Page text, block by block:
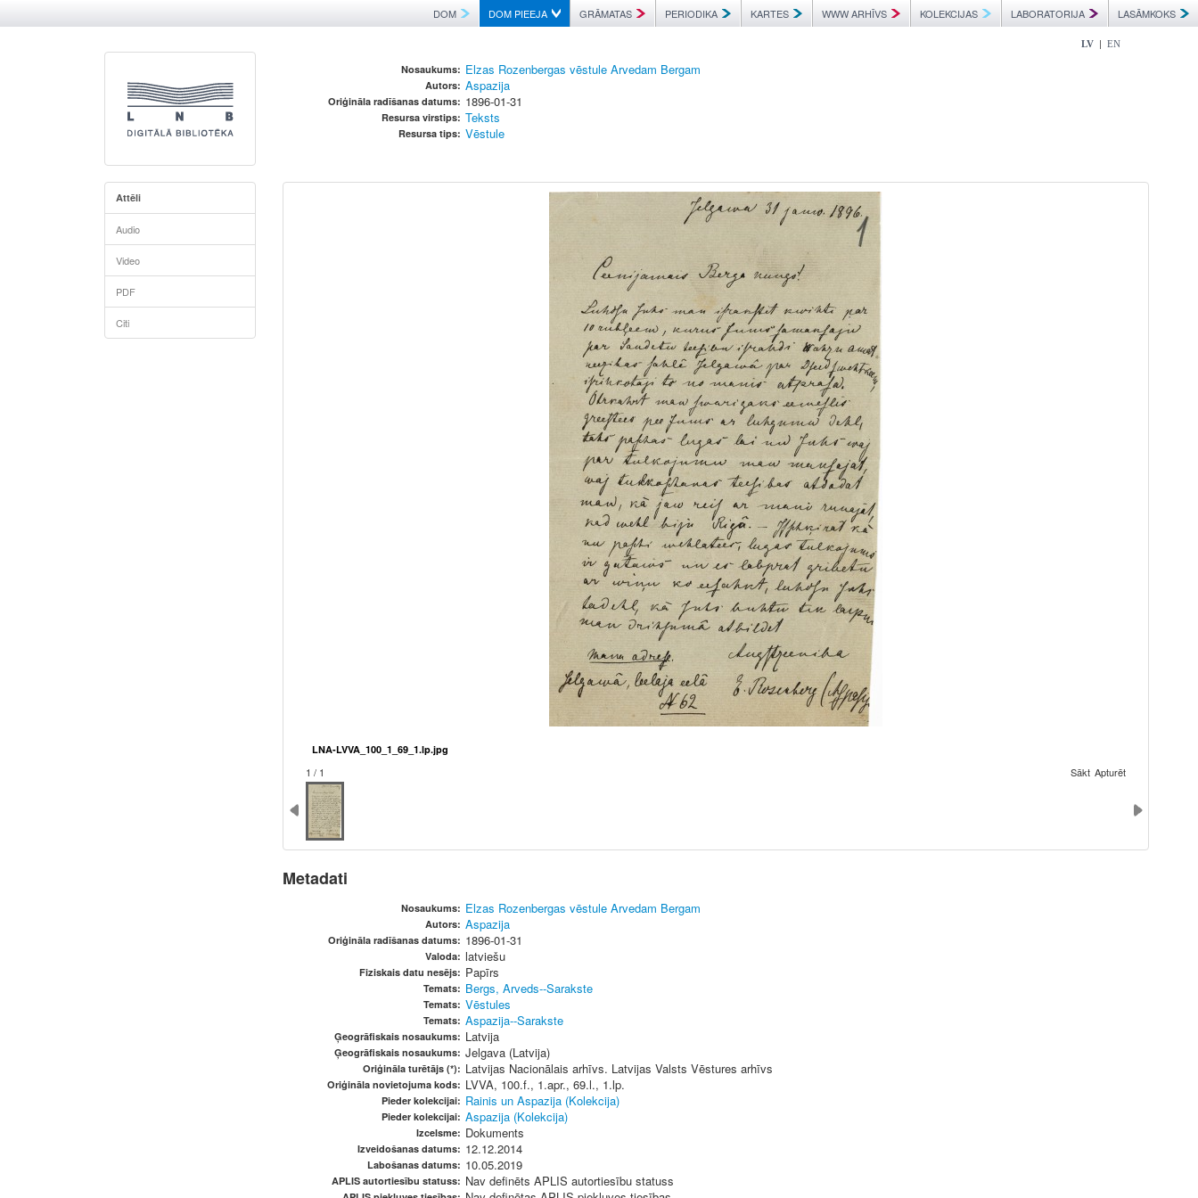
DOM DOM PIEEJA GRĀMATAS PERIODIKA KARTES WWW ARHĪVS KOLEKCIJAS LABORATORIJA LASĀMKOKS
LV | EN
Nosaukums: Elzas Rozenbergas vēstule Arvedam Bergam
Autors: Aspazija
Oriģināla radīšanas datums: 1896-01-31
Resursa virstips: Teksts
Resursa tips: Vēstule
Attēli
Audio
Video
PDF
Citi
LNA-LVVA_100_1_69_1.lp.jpg
1 / 1 Sākt Apturēt
Metadati
Nosaukums: Elzas Rozenbergas vēstule Arvedam Bergam
Autors: Aspazija
Oriģināla radīšanas datums: 1896-01-31
Valoda: latviešu
Fiziskais datu nesējs: Papīrs
Temats: Bergs, Arveds--Sarakste
Temats: Vēstules
Temats: Aspazija--Sarakste
Ģeogrāfiskais nosaukums: Latvija
Ģeogrāfiskais nosaukums: Jelgava (Latvija)
Oriģināla turētājs (*): Latvijas Nacionālais arhīvs. Latvijas Valsts Vēstures arhīvs
Oriģināla novietojuma kods: LVVA, 100.f., 1.apr., 69.l., 1.lp.
Pieder kolekcijai: Rainis un Aspazija (Kolekcija)
Pieder kolekcijai: Aspazija (Kolekcija)
Izcelsme: Dokuments
Izveidošanas datums: 12.12.2014
Labošanas datums: 10.05.2019
APLIS autortiesību statuss: Nav definēts APLIS autortiesību statuss